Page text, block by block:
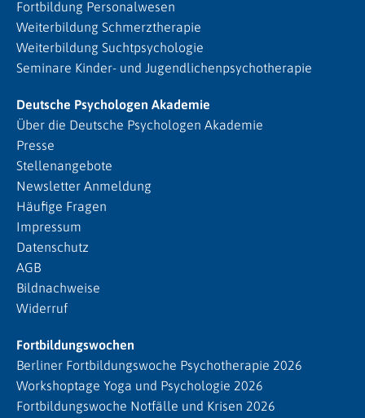
Fortbildung Personalwesen
Weiterbildung Schmerztherapie
Weiterbildung Suchtpsychologie
Seminare Kinder- und Jugendlichenpsychotherapie
Deutsche Psychologen Akademie
Über die Deutsche Psychologen Akademie
Presse
Stellenangebote
Newsletter Anmeldung
Häufige Fragen
Impressum
Datenschutz
AGB
Bildnachweise
Widerruf
Fortbildungswochen
Berliner Fortbildungswoche Psychotherapie 2026
Workshoptage Yoga und Psychologie 2026
Fortbildungswoche Notfälle und Krisen 2026